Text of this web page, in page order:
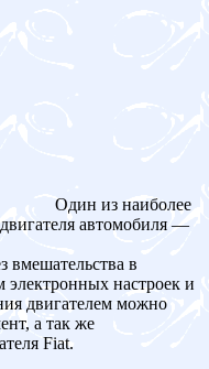
Один из наиболее
автомобиля —
в
электронных настроек и
двигателем можно
а так же
Fiat.